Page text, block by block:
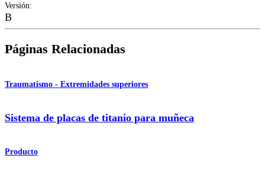
Versión:
B
Páginas Relacionadas
Traumatismo - Extremidades superiores
Sistema de placas de titanio para muñeca
Producto